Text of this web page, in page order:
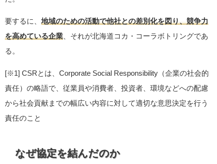
要するに、 地域のための活動で他社との差別化を図り、競争力
を高めている企業 、それが北海道コカ・コーラボトリングであ
る。
[※1] CSRとは、Corporate Social Responsibility（企業の社会的
責任）の略語で、従業員や消費者、投資者、環境などへの配慮
から社会貢献までの幅広い内容に対して適切な意思決定を行う
責任のこと
なぜ協定を結んだのか